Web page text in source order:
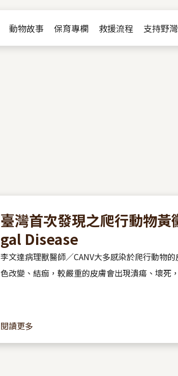
動物故事 保育專欄 救援流程 支持野灣
臺灣首次發現之爬行動物
gal Disease
李文達病理獸醫師／CANV大多感染於爬行動物
色改變、結痂，較嚴重的皮膚會出現潰瘍、壞死
閱讀更多